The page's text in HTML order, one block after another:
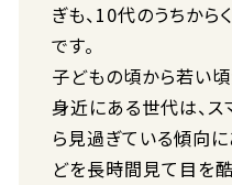
ぎも、10代のうちか
です。
子どもの頃から若い
身近にある世代は、ス
ら見過ぎている傾向に
どを長時間見て目を